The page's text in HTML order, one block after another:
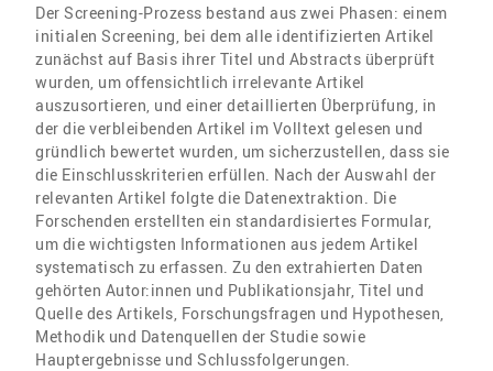
Der Screening-Prozess bestand aus zwei Phasen: einem
initialen Screening, bei dem alle identifizierten Artikel
zunächst auf Basis ihrer Titel und Abstracts überprüft
wurden, um offensichtlich irrelevante Artikel
auszusortieren, und einer detaillierten Überprüfung, in
der die verbleibenden Artikel im Volltext gelesen und
gründlich bewertet wurden, um sicherzustellen, dass sie
die Einschlusskriterien erfüllen. Nach der Auswahl der
relevanten Artikel folgte die Datenextraktion. Die
Forschenden erstellten ein standardisiertes Formular,
um die wichtigsten Informationen aus jedem Artikel
systematisch zu erfassen. Zu den extrahierten Daten
gehörten Autor:innen und Publikationsjahr, Titel und
Quelle des Artikels, Forschungsfragen und Hypothesen,
Methodik und Datenquellen der Studie sowie
Hauptergebnisse und Schlussfolgerungen.